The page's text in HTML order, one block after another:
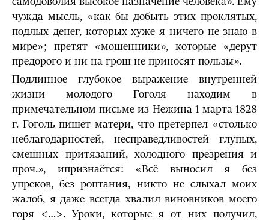
чу­жда мысль, «как бы добыть этих проклятых,
подлых денег, которых хуже я ничего не знаю в
мире»; претят «мошенники», которые «дерут
предорого и ни на грош не приносят пользы».
Подлинное глубокое выражение внутренней
жизни молодого Гоголя находим в
примечательном письме из Нежина 1 марта 1828
г. Гоголь пишет матери, что пре­терпел «столько
неблагодарностей, несправедливостей глупых,
смешных притязаний, холодного презрения и
проч.», ипризнаётся: «Всё выносил я без
упреков, без роптания, никто не слыхал моих
жалоб, я даже всегда хвалил виновников моего
горя <…>. Уроки, которые я от них получил,